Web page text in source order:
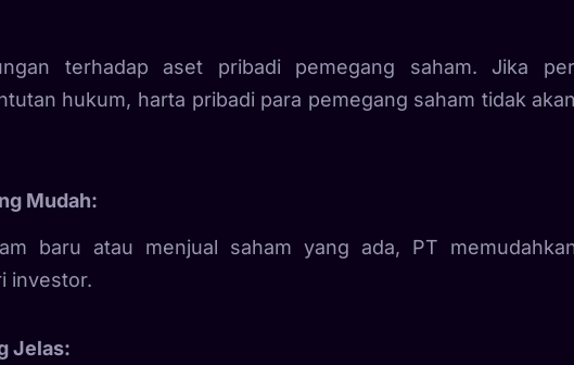
terhadap aset pribadi pemegang saham. Jika
hukum, harta pribadi para pemegang saham tidak
Mudah:
baru atau menjual saham yang ada, PT
investor.
Jelas: